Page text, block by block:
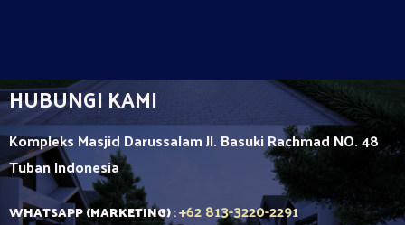
HUBUNGI KAMI
Kompleks Masjid Darussalam Jl. Basuki Rachmad NO. 48
TubanIndonesia
WHATSAPP (MARKETING):+62 813-3220-2291